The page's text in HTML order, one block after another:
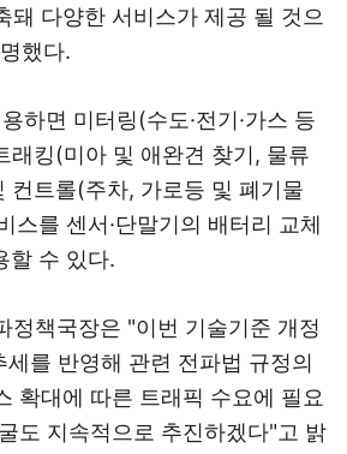
돼 다양한 서비스가 제공 될 것으
했다.
하면 미터링(수도·전기·가스 등
래킹(미아 및 애완견 찾기, 물류
컨트롤(주차, 가로등 및 폐기물
스를 센서·단말기의 배터리 교체
할 수 있다.
정책국장은 "이번 기술기준 개정
를 반영해 관련 전파법 규정의
확대에 따른 트래픽 수요에 필요
도 지속적으로 추진하겠다"고 밝